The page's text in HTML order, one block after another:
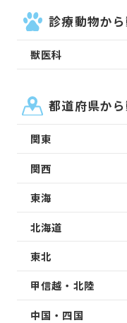
診療動物か
獣医科
都道府県か
関東
関西
東海
北海道
東北
甲信越・北陸
中国・四国